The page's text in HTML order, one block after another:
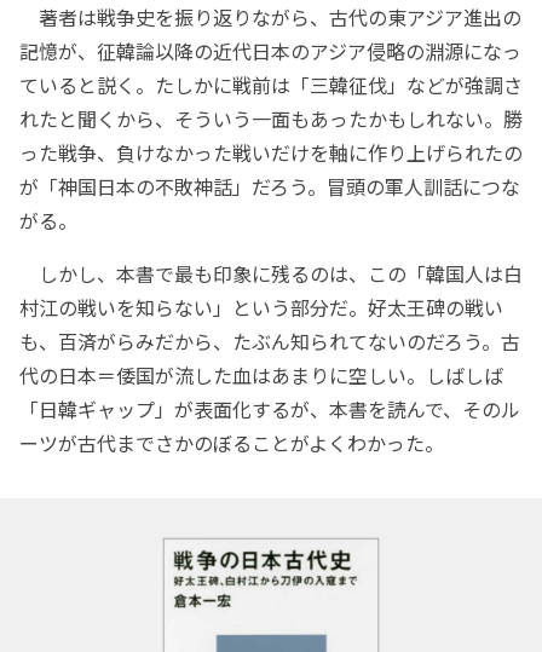
著者は戦争史を振り返りながら、古代の東アジア進出の
記憶が、征韓論以降の近代日本のアジア侵略の淵源になっ
ていると説く。たしかに戦前は「三韓征伐」などが強調さ
れたと聞くから、そういう一面もあったかもしれない。勝
った戦争、負けなかった戦いだけを軸に作り上げられたの
が「神国日本の不敗神話」だろう。冒頭の軍人訓話につな
がる。
しかし、本書で最も印象に残るのは、この「韓国人は白
村江の戦いを知らない」という部分だ。好太王碑の戦い
も、百済がらみだから、たぶん知られてないのだろう。古
代の日本＝倭国が流した血はあまりに空しい。しばしば
「日韓ギャップ」が表面化するが、本書を読んで、そのル
ーツが古代までさかのぼることがよくわかった。